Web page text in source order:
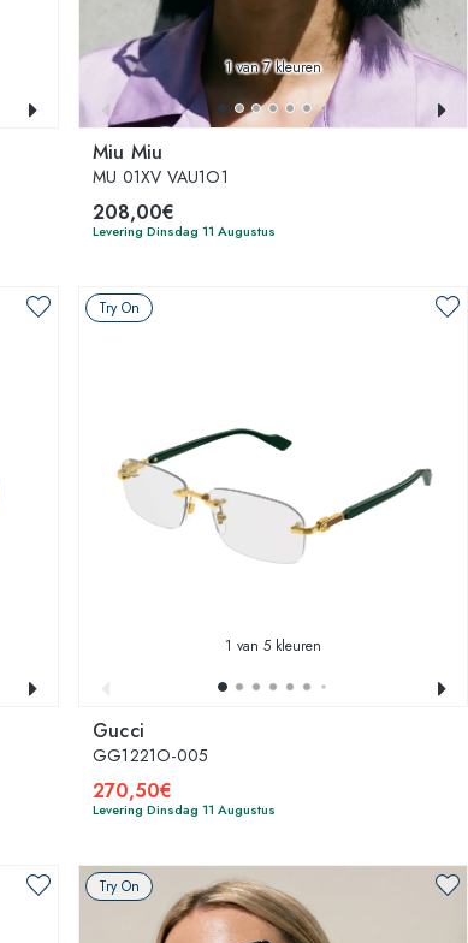
1van 7 kleuren
Miu Miu
MU 01XV VAU1O1
208,00€
Levering Dinsdag 11 Augustus
Try On
1 van 5 kleuren
Gucci
GG1221O-005
270,50€
Levering Dinsdag 11 Augustus
Try On